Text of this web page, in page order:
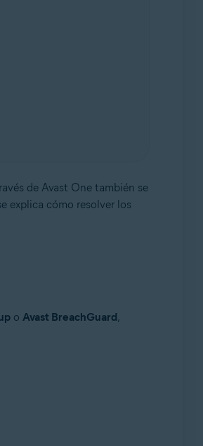
de Avast One también se
explica cómo resolver los
o Avast BreachGuard,